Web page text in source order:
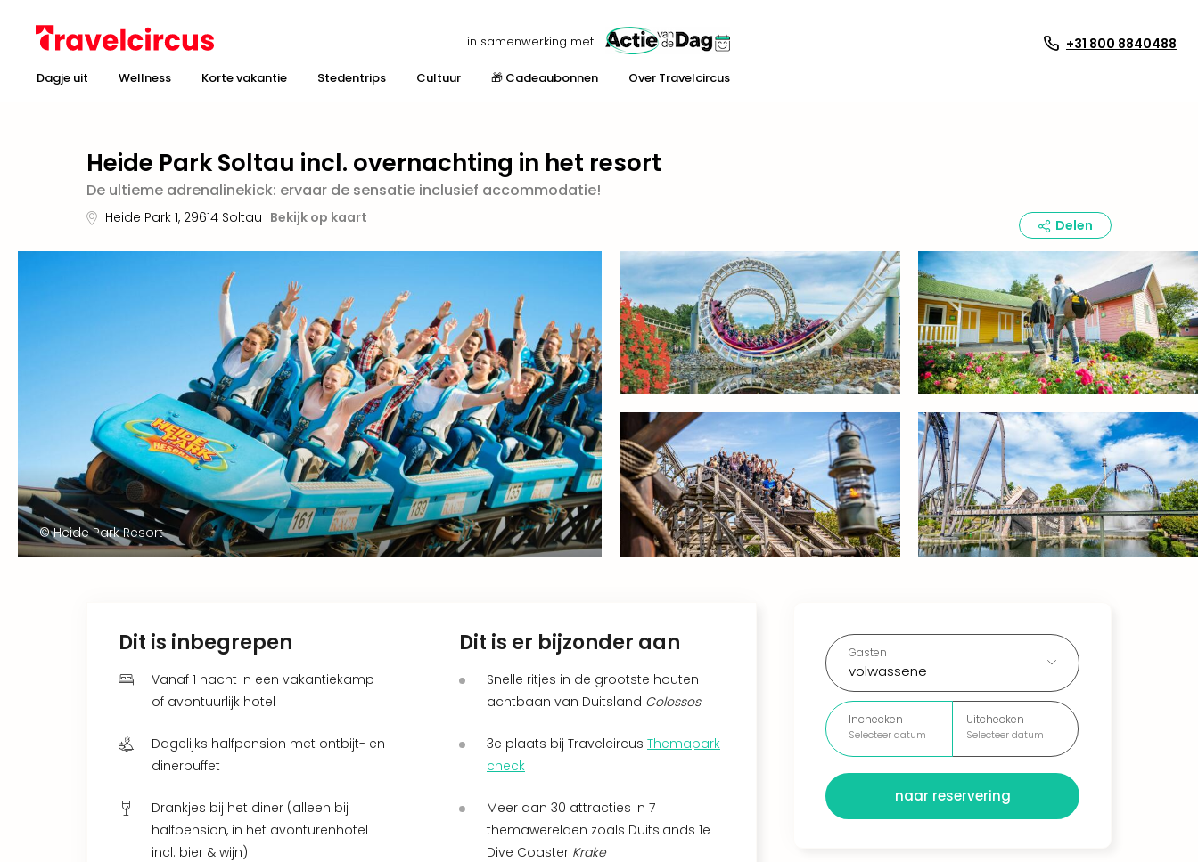
in samenwerking met +31 800 8840488
Dagje uit Wellness Korte vakantie Stedentrips Cultuur 🎁 Cadeaubonnen Over Travelcircus
Heide Park Soltau incl. overnachting in het resort
De ultieme adrenalinekick: ervaar de sensatie inclusief accommodatie!
Heide Park 1, 29614 Soltau Bekijk op kaart Delen
© Heide Park Resort
Gasten
volwassene
Inchecken
Selecteer datum
Uitchecken
Selecteer datum
naar reservering
Dit is inbegrepen
Vanaf 1 nacht in een vakantiekamp
of avontuurlijk hotel
Dagelijks halfpension met ontbijt- en
dinerbuffet
Drankjes bij het diner (alleen bij
halfpension, in het avonturenhotel
incl. bier & wijn)
Dit is er bijzonder aan
Snelle ritjes in de grootste houten
achtbaan van Duitsland Colossos
3e plaats bij Travelcircus Themapark
check
Meer dan 30 attracties in 7
themawerelden zoals Duitslands 1e
Dive Coaster Krake